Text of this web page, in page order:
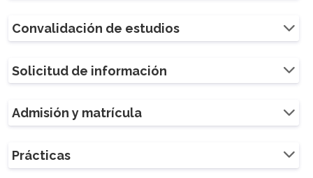
Convalidación de estudios
Solicitud de información
Admisión y matrícula
Prácticas